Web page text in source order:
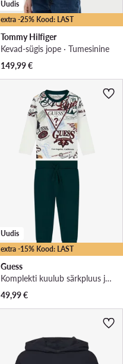
extra -25% Kood: LAST
Uudis
Tommy Hilfiger
Kevad-sügis jope · Tumesinine
149,99€
extra -15% Kood: LAST
Uudis
Guess
Komplekti kuulub särkpluus ja püksid · Tumeroheline
49,99€